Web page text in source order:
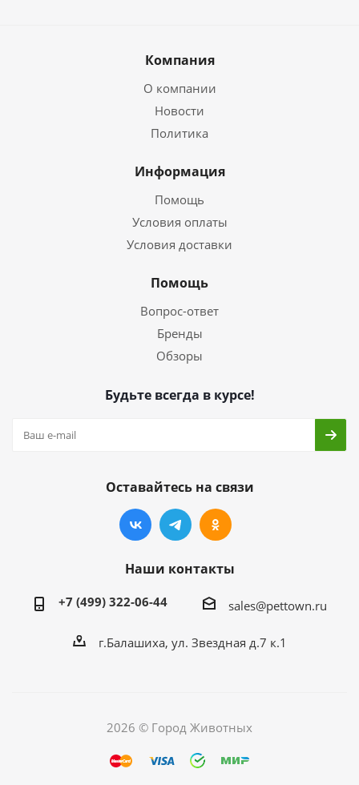
Компания
О компании
Новости
Политика
Информация
Помощь
Условия оплаты
Условия доставки
Помощь
Вопрос-ответ
Бренды
Обзоры
Будьте всегда в курсе!
Оставайтесь на связи
Наши контакты
+7 (499) 322-06-44 sales@pettown.ru
г.Балашиха, ул. Звездная д.7 к.1
2026 © Город Животных